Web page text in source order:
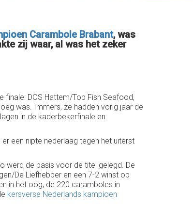
Carambole Brabant, was
zij waar, al was het zeker
finale: DOS Hattem/Top Fish Seafood,
was. Immers, ze hadden vorig jaar de
in de kaderbekerfinale en
een nipte nederlaag tegen het uiterst
werd de basis voor de titel gelegd. De
De Liefhebber en een 7-2 winst op
in het oog, de 220 caramboles in
kersverse Nederlands kampioen